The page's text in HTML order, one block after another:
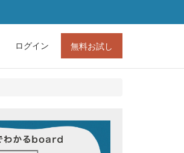
ログイン 無料お試し